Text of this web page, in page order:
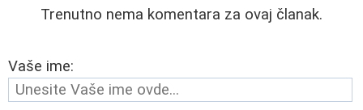
Trenutno nema komentara za ovaj članak.
Vaše ime: